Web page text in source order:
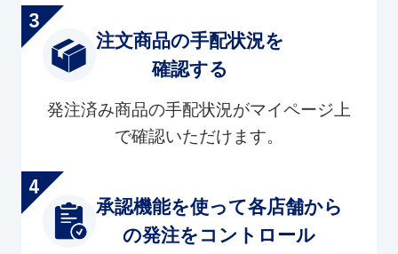
注文商品の手配状況を
確認する
発注済み商品の手配状況がマイページ上
で確認いただけます。
承認機能を使って各店舗から
の発注をコントロール